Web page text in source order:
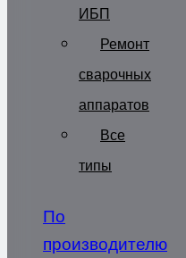
ИБП
Ремонт
сварочных
аппаратов
Все
типы
По
производителю